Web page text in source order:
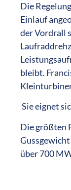
Die
Einlauf
der Vordrall
bleibt.
Sie eignet
Die größten
über 700